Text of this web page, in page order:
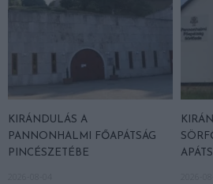
KIRÁNDULÁS A
PANNONHALMI FŐAPÁTSÁG
PINCÉSZETÉBE